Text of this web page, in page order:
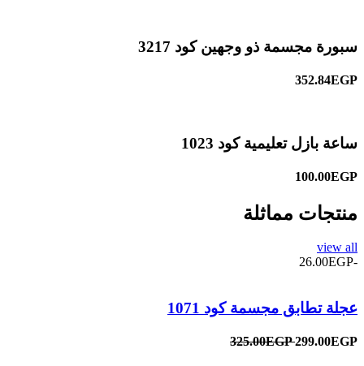
سبورة مجسمة ذو وجهين كود 3217
352.84EGP
ساعة بازل تعليمية كود 1023
100.00EGP
منتجات مماثلة
view all
-26.00EGP
عجلة تطابق مجسمة كود 1071
325.00EGP299.00EGP